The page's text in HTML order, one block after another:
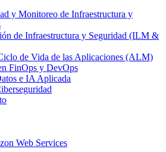
y Monitoreo de Infraestructura y
de Infraestructura y Seguridad (ILM &
de Vida de las Aplicaciones (ALM)
FinOps y DevOps
e IA Aplicada
Web Services